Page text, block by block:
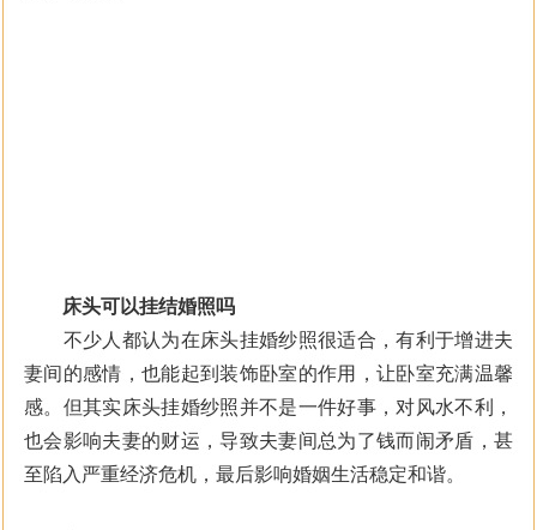
床头可以挂结婚照吗
不少人都认为在床头挂婚纱照很适合，有利于增进夫
妻间的感情，也能起到装饰卧室的作用，让卧室充满温馨
感。但其实床头挂婚纱照并不是一件好事，对风水不利，
也会影响夫妻的财运，导致夫妻间总为了钱而闹矛盾，甚
至陷入严重经济危机，最后影响婚姻生活稳定和谐。